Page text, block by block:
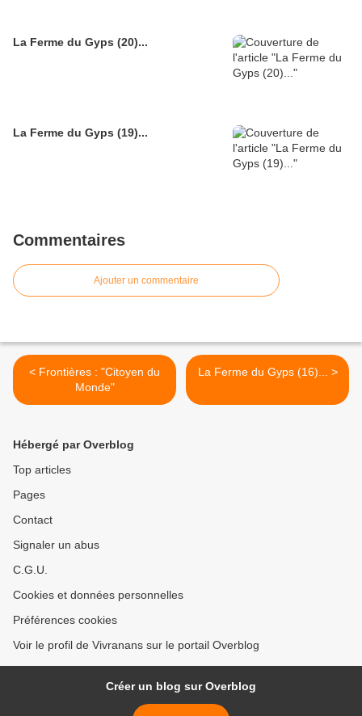
La Ferme du Gyps (20)...
La Ferme du Gyps (19)...
Commentaires
Ajouter un commentaire
< Frontières : "Citoyen du
Monde"
La Ferme du Gyps (16)... >
Hébergé par Overblog
Top articles
Pages
Contact
Signaler un abus
C.G.U.
Cookies et données personnelles
Préférences cookies
Voir le profil de Vivranans sur le portail Overblog
Créer un blog sur Overblog